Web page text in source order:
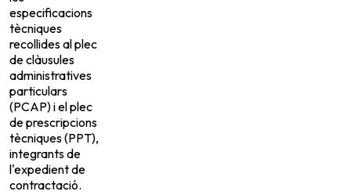
especificacions
tècniques
recollides al plec
de clàusules
administratives
particulars
(PCAP) i el plec
de prescripcions
tècniques (PPT),
integrants de
l'expedient de
contractació.